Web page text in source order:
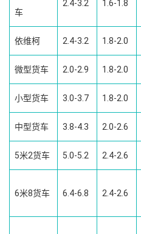
车
2.4-3.2 1.6-1.8
依维柯 2.4-3.2 1.8-2.0
微型货车 2.0-2.9 1.8-2.0
小型货车 3.0-3.7 1.8-2.0
中型货车 3.8-4.3 2.0-2.6
5米2货车 5.0-5.2 2.4-2.6
6米8货车 6.4-6.8 2.4-2.6